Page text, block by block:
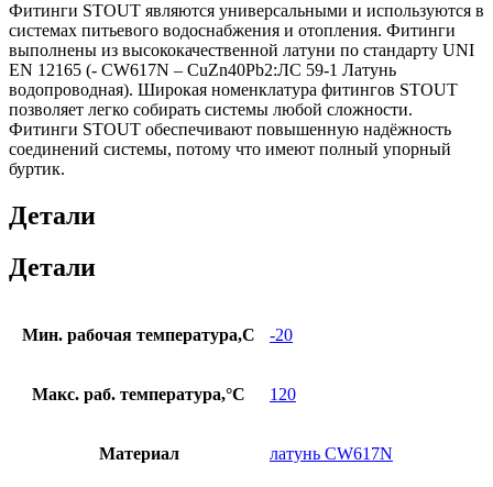
Фитинги STOUT являются универсальными и используются в
системах питьевого водоснабжения и отопления. Фитинги
выполнены из высококачественной латуни по стандарту UNI
EN 12165 (- CW617N – CuZn40Pb2:ЛС 59-1 Латунь
водопроводная). Широкая номенклатура фитингов STOUT
позволяет легко собирать системы любой сложности.
Фитинги STOUT обеспечивают повышенную надёжность
соединений системы, потому что имеют полный упорный
буртик.
Детали
Детали
Мин. рабочая температура,С -20
Макс. раб. температура,°С 120
Материал латунь CW617N